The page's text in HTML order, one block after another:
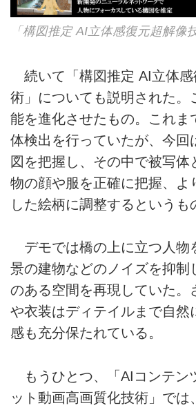
「構図推定 AI立体感復元超解像
続いて「構図推定 AI立体感
術」についても説明された。
能を進化させたもの。これま
体検出を行っていたが、今回
図を把握し、その中で被写体
物の顔や服を正確に把握、よ
した絵柄に調整するというも
デモでは橋の上に立つ人物
景の建物などのノイズを抑制
のある空間を再現していた。
や衣装はディテイルまで自然
感も充分保たれている。
もうひとつ、「AIコンテン
ット動画高画質化技術」では